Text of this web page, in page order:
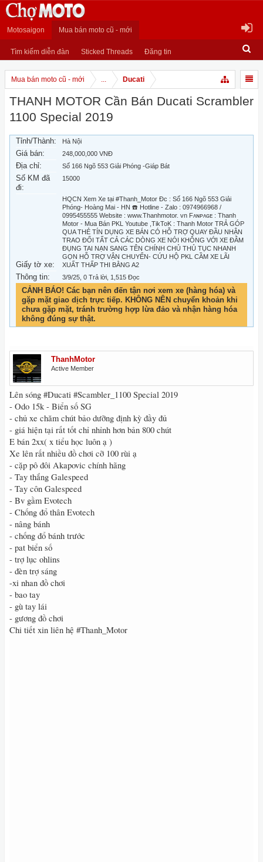
Motosaigon Mua bán moto cũ - mới
Tìm kiếm diễn đàn Sticked Threads Đăng tin
Mua bán moto cũ - mới ... Ducati
THANH MOTOR Cần Bán Ducati Scrambler
1100 Special 2019
Tỉnh/Thành: Hà Nội
Giá bán: 248,000,000 VNĐ
Địa chỉ: Số 166 Ngõ 553 Giải Phóng -Giáp Bát
Số KM đã
đi:
15000
Giấy tờ xe:
HQCN Xem Xe tại #Thanh_Motor Đc : Số 166 Ngõ 553 Giải
Phóng- Hoàng Mai - HN ☎️ Hotline - Zalo : 0974966968 /
0995455555 Website : www.Thanhmotor. vn Fᴀɴᴘᴀɢᴇ : Thanh
Motor - Mua Bán PKL Youtube ,TikToK : Thanh Motor TRẢ GÓP
QUA THẺ TÍN DỤNG XE BÁN CÓ HỖ TRỢ QUAY ĐẦU NHẬN
TRAO ĐỔI TẤT CẢ CÁC DÒNG XE NÓI KHÔNG VỚI XE ĐÂM
ĐỤNG TAI NẠN SANG TÊN CHÍNH CHỦ THỦ TỤC NHANH
GỌN HỖ TRỢ VẬN CHUYỂN- CỨU HỘ PKL CẦM XE LÃI
XUẤT THẤP THI BẰNG A2
Thông tin: 3/9/25 , 0 Trả lời, 1,515 Đọc
CẢNH BÁO! Các bạn nên đến tận nơi xem xe (hàng hóa) và
gặp mặt giao dịch trực tiếp. KHÔNG NÊN chuyển khoản khi
chưa gặp mặt, tránh trường hợp lừa đảo và nhận hàng hóa
không đúng sự thật.
ThanhMotor
Active Member
Lên sóng #Ducati #Scambler_1100 Special 2019
- Odo 15k - Biển số SG
- chủ xe chăm chút bảo dưỡng định kỳ đầy đủ
- giá hiện tại rất tốt chỉ nhỉnh hơn bản 800 chút
E bán 2xx( x tiểu học luôn ạ )
Xe lên rất nhiều đồ chơi cỡ 100 rùi ạ
- cặp pô đôi Akapovic chính hãng
- Tay thắng Galespeed
- Tay côn Galespeed
- Bv gầm Evotech
- Chống đổ thân Evotech
- nâng bánh
- chống đổ bánh trước
- pat biển số
- trợ lục ohlins
- đèn trợ sáng
-xi nhan đồ chơi
- bao tay
- gù tay lái
- gương đồ chơi
Chi tiết xin liên hệ #Thanh_Motor